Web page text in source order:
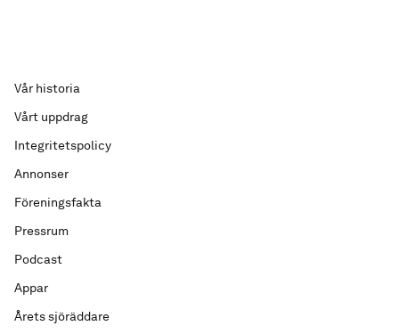
Vår historia
Vårt uppdrag
Integritetspolicy
Annonser
Föreningsfakta
Pressrum
Podcast
Appar
Årets sjöräddare